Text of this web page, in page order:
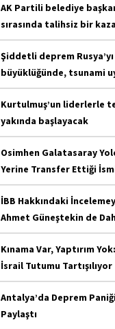
AK Partili belediye
sırasında talihsiz bir
Şiddetli deprem
büyüklüğünde, tsunami
Kurtulmuş’un liderlerle
yakında başlayacak
Osimhen Galatasaray
Yerine Transfer Ettiği İsmi
İBB Hakkındaki
Ahmet Güneştekin de
Kınama Var, Yaptırım
İsrail Tutumu Tartışılıyor
Antalya’da Deprem
Paylaştı